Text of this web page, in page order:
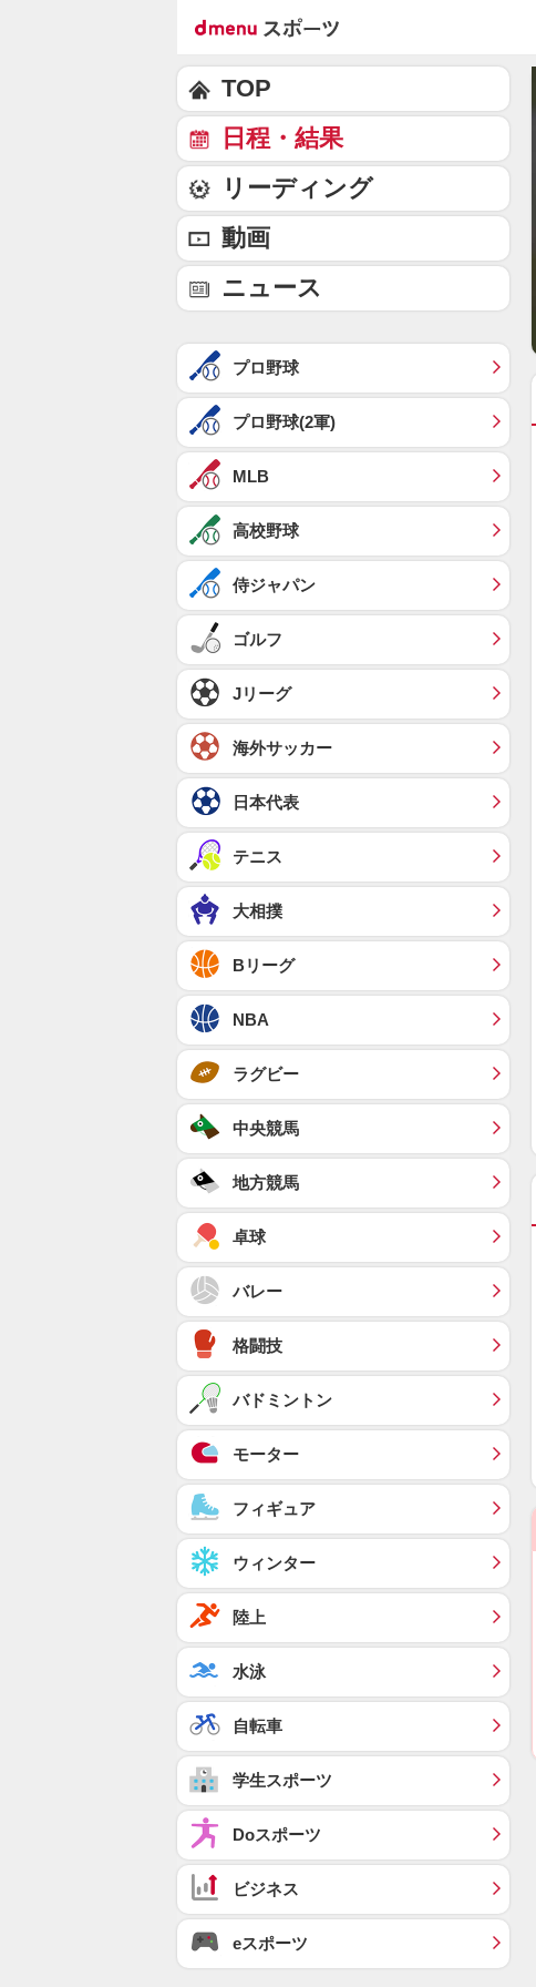
TOP
日程・結果
リーディング
動画
ニュース
プロ野球
プロ野球(2軍)
MLB
高校野球
侍ジャパン
ゴルフ
Jリーグ
海外サッカー
日本代表
テニス
大相撲
Bリーグ
NBA
ラグビー
中央競馬
地方競馬
卓球
バレー
格闘技
バドミントン
モーター
フィギュア
ウィンター
陸上
水泳
自転車
学生スポーツ
Doスポーツ
ビジネス
eスポーツ